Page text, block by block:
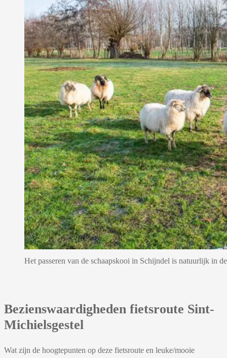
Het passeren van de schaapskooi in Schijndel is natuurlijk in
Bezienswaardigheden fietsroute Sint-
Michielsgestel
Wat zijn de hoogtepunten op deze fietsroute en leuke/mooie